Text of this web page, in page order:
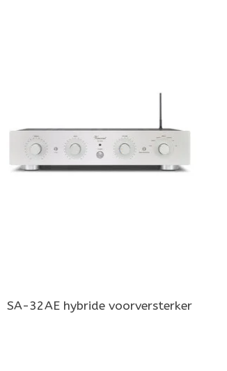
SA-32AE hybride voorversterker